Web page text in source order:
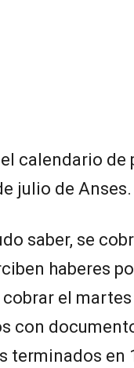
calendario de
julio de Anses.
saber, se
haberes
el
con
terminados en